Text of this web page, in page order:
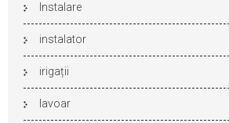
Instalare
instalator
irigații
lavoar